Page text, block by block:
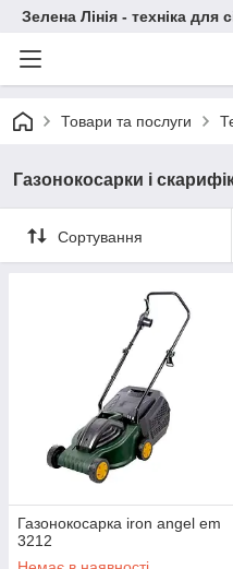
Зелена Лінія - техніка для
Товари та послуги
Газонокосарки і
Сортування
Газонокосарка iron angel em
3212